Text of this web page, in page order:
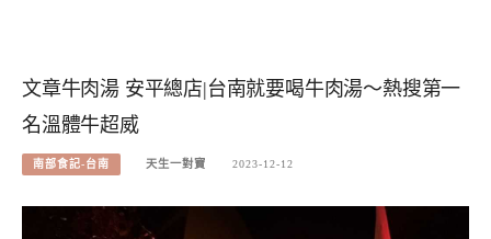
文章牛肉湯 安平總店|台南就要喝牛肉湯～熱搜第一
名溫體牛超威
南部食記-台南 天生一對寶 2023-12-12